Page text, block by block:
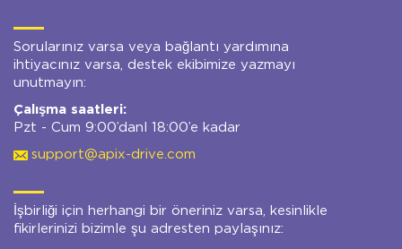
Sorularınız varsa veya bağlantı yardımına
ihtiyacınız varsa, destek ekibimize yazmayı
unutmayın:
Çalışma saatleri:
Pzt - Cum 9:00’danl 18:00’e kadar
support@apix-drive.com
İşbirliği için herhangi bir öneriniz varsa, kesinlikle
fikirlerinizi bizimle şu adresten paylaşınız: